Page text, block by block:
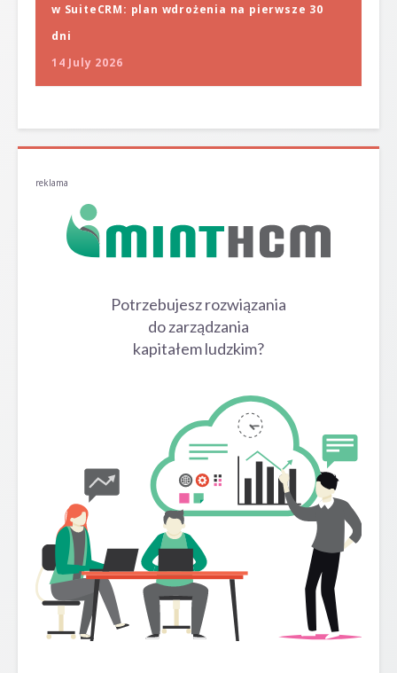
w SuiteCRM: plan wdrożenia na pierwsze 30
dni
14 July 2026
reklama
Potrzebujesz rozwiązania
do zarządzania
kapitałem ludzkim?